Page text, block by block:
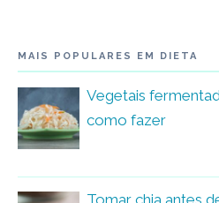
MAIS POPULARES EM DIETA
Vegetais
como fazer
Tomar chia antes